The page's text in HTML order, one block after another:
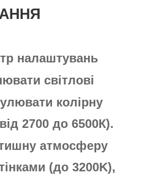
налаштувань
світлові
колірну
2700 до 6500К).
атмосферу
(до 3200K),